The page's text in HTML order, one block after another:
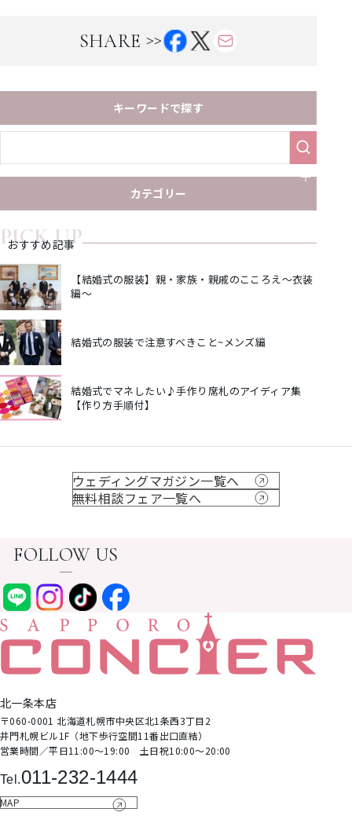
SHARE >>
キーワードで探す
カテゴリー
PICK UP
おすすめ記事
【結婚式の服装】親・家族・親戚のこころえ～衣装
編～
結婚式の服装で注意すべきこと~メンズ編
結婚式でマネしたい♪手作り席札のアイディア集
【作り方手順付】
ウェディングマガジン一覧へ
無料相談フェア一覧へ
FOLLOW US
北⼀条本店
〒060-0001 北海道札幌市中央区北1条⻄3丁⽬2
井⾨札幌ビル1F（地下歩⾏空間11番出⼝直結）
営業時間∕平日11:00～19:00 土日祝10:00～20:00
Tel.011-232-1444
MAP